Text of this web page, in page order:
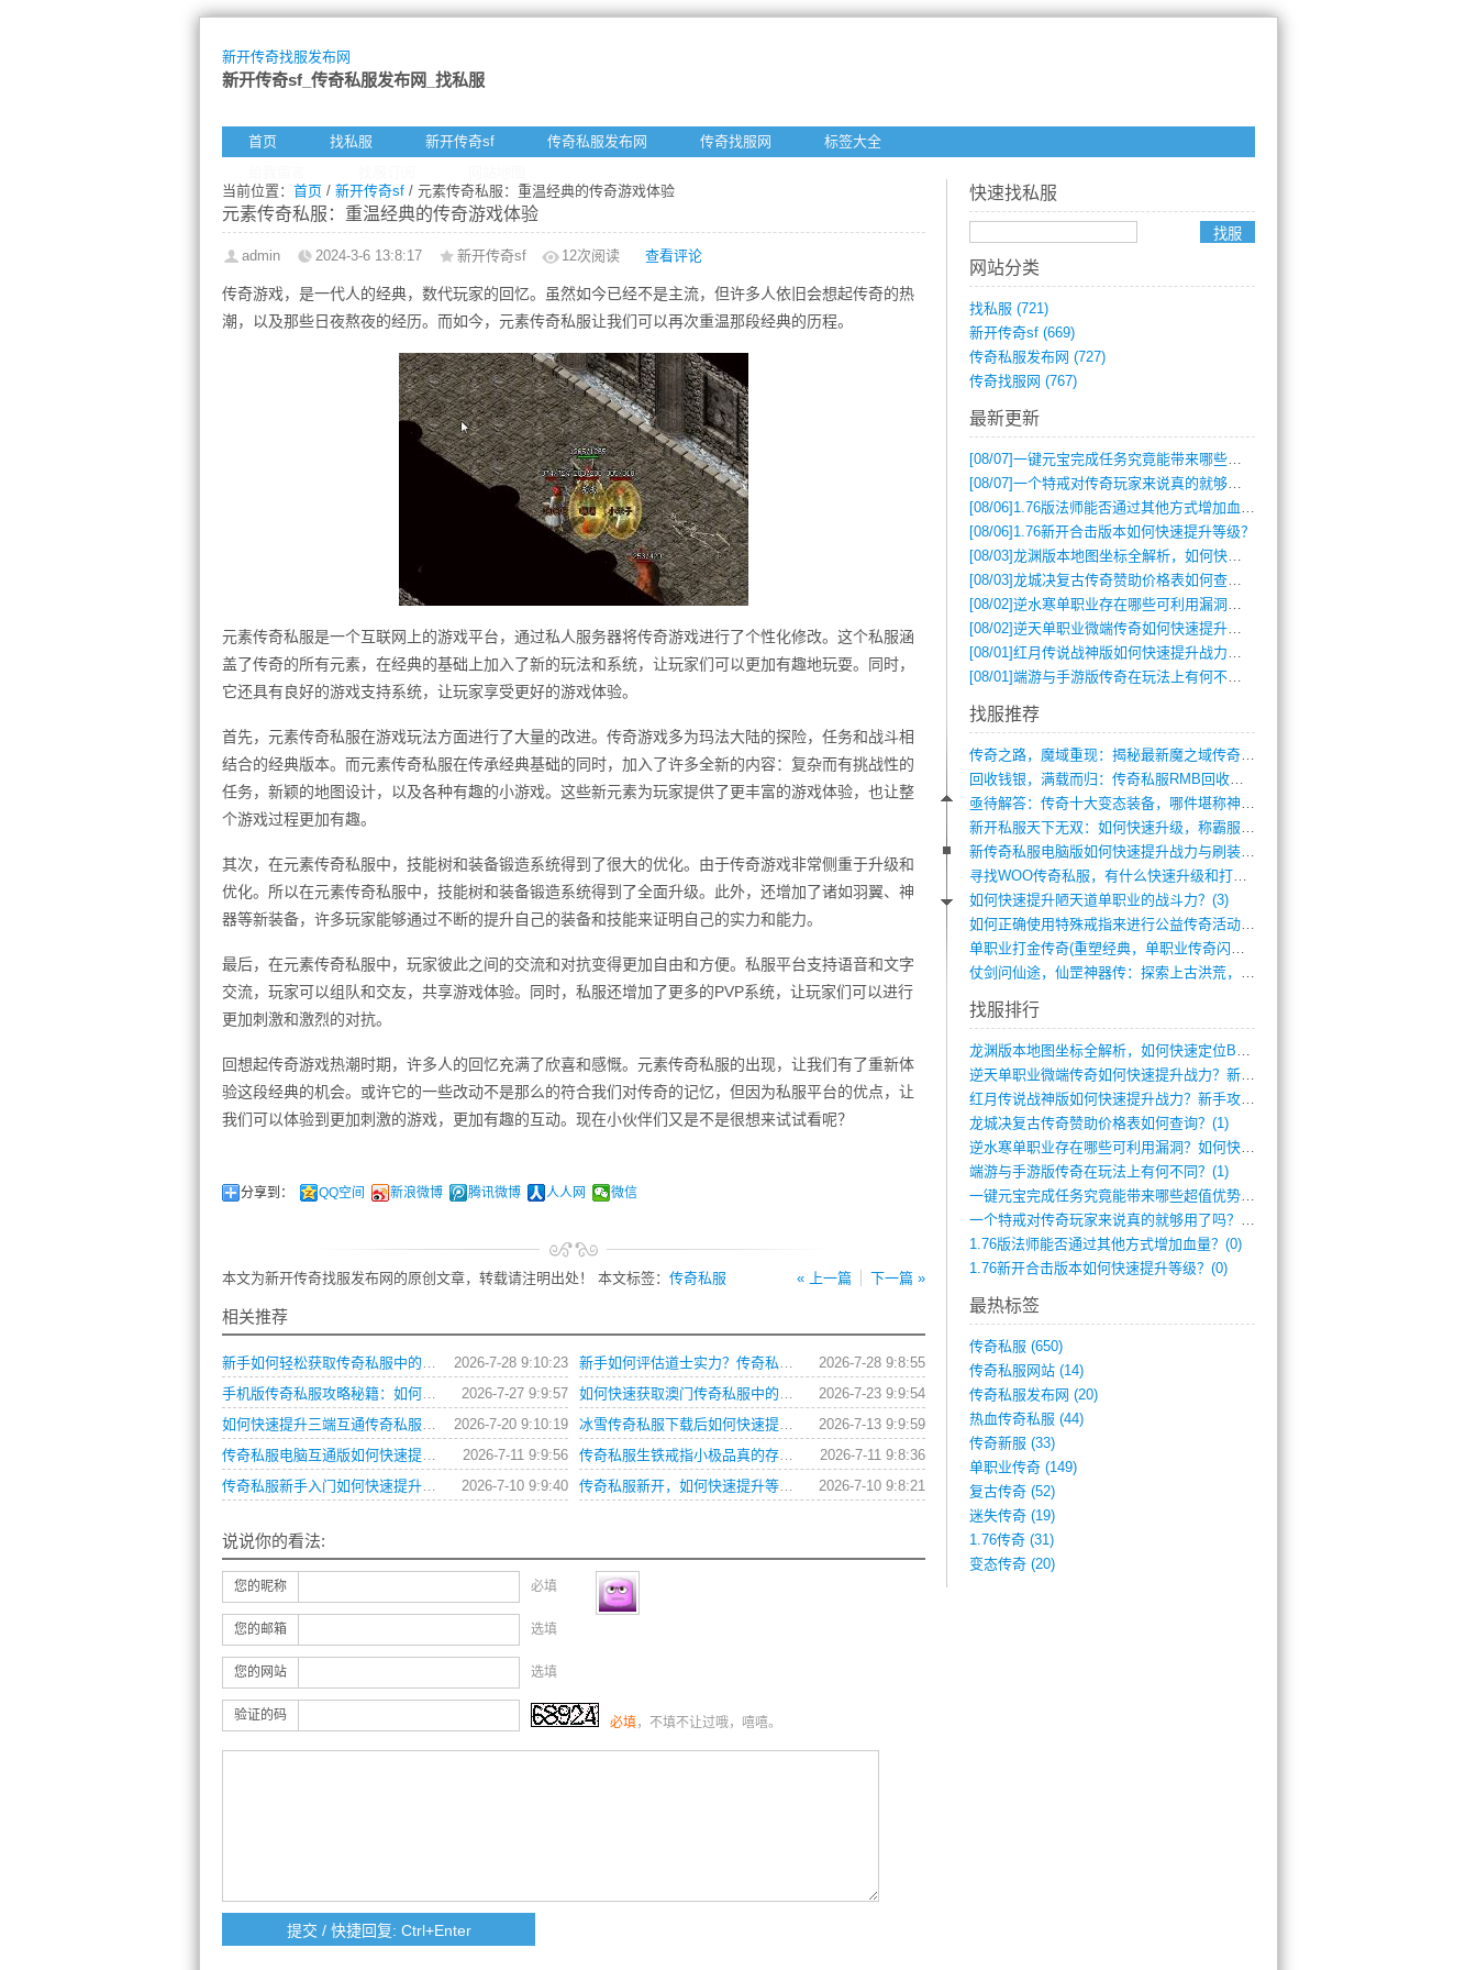
新开传奇找服发布网
新开传奇sf_传奇私服发布网_找私服
首页 找私服 新开传奇sf 传奇私服发布网 传奇找服网
标签大全
当前位置： 首页 / 新开传奇sf / 元素传奇私服：重温经典的传奇游戏体验
元素传奇私服：重温经典的传奇游戏体验
admin 2024-3-6 13:8:17 新开传奇sf 12次阅读 查看评论
传奇游戏，是一代人的经典，数代玩家的回忆。虽然如今已经不是主流，但许多人依旧会想起传奇的热
潮，以及那些日夜熬夜的经历。而如今，元素传奇私服让我们可以再次重温那段经典的历程。
元素传奇私服是一个互联网上的游戏平台，通过私人服务器将传奇游戏进行了个性化修改。这个私服涵
盖了传奇的所有元素，在经典的基础上加入了新的玩法和系统，让玩家们可以更加有趣地玩耍。同时，
它还具有良好的游戏支持系统，让玩家享受更好的游戏体验。
首先，元素传奇私服在游戏玩法方面进行了大量的改进。传奇游戏多为玛法大陆的探险，任务和战斗相
结合的经典版本。而元素传奇私服在传承经典基础的同时，加入了许多全新的内容：复杂而有挑战性的
任务，新颖的地图设计，以及各种有趣的小游戏。这些新元素为玩家提供了更丰富的游戏体验，也让整
个游戏过程更加有趣。
其次，在元素传奇私服中，技能树和装备锻造系统得到了很大的优化。由于传奇游戏非常侧重于升级和
优化。所以在元素传奇私服中，技能树和装备锻造系统得到了全面升级。此外，还增加了诸如羽翼、神
器等新装备，许多玩家能够通过不断的提升自己的装备和技能来证明自己的实力和能力。
最后，在元素传奇私服中，玩家彼此之间的交流和对抗变得更加自由和方便。私服平台支持语音和文字
交流，玩家可以组队和交友，共享游戏体验。同时，私服还增加了更多的PVP系统，让玩家们可以进行
更加刺激和激烈的对抗。
回想起传奇游戏热潮时期，许多人的回忆充满了欣喜和感慨。元素传奇私服的出现，让我们有了重新体
验这段经典的机会。或许它的一些改动不是那么的符合我们对传奇的记忆，但因为私服平台的优点，让
我们可以体验到更加刺激的游戏，更加有趣的互动。现在小伙伴们又是不是很想来试试看呢？
分享到： QQ空间 新浪微博 腾讯微博 人人网 微信
« 上一篇 下一篇 »
本文为新开传奇找服发布网的原创文章，转载请注明出处！ 本文标签： 传奇私服
相关推荐
2026-7-28 9:10:23
新手如何轻松获取传奇私服中的各类游戏礼包？ 2026-7-28 9:8:55
新手如何评估道士实力？传奇私服玩家操作习惯全解析
2026-7-27 9:9:57
手机版传奇私服攻略秘籍：如何快速提升战力？ 2026-7-23 9:9:54
如何快速获取澳门传奇私服中的顶级装备？
2026-7-20 9:10:19
如何快速提升三端互通传奇私服角色战斗力？ 2026-7-13 9:9:59
冰雪传奇私服下载后如何快速提升角色等级？
2026-7-11 9:9:56
传奇私服电脑互通版如何快速提升角色等级？ 2026-7-11 9:8:36
传奇私服生铁戒指小极品真的存在吗？如何获取？
2026-7-10 9:9:40
传奇私服新手入门如何快速提升战力？ 2026-7-10 9:8:21
传奇私服新开，如何快速提升等级与获取顶级装备？
说说你的看法:
您的昵称 必填
您的邮箱 选填
您的网站 选填
验证的码 必填，不填不让过哦，嘻嘻。
快速找私服
网站分类
找私服 (721)
新开传奇sf (669)
传奇私服发布网 (727)
传奇找服网 (767)
最新更新
[08/07]一键元宝完成任务究竟能带来哪些超值优势？
[08/07]一个特戒对传奇玩家来说真的就够用了吗？
[08/06] 1.76版法师能否通过其他方式增加血量？
[08/06] 1.76新开合击版本如何快速提升等级？
[08/03]龙渊版本地图坐标全解析，如何快速定位BOSS位置？
[08/03]龙城决复古传奇赞助价格表如何查询？
[08/02]逆水寒单职业存在哪些可利用漏洞？如何快速提升战力？
[08/02]逆天单职业微端传奇如何快速提升战力？新手必看攻略
[08/01]红月传说战神版如何快速提升战力？新手攻略全解析？
[08/01]端游与手游版传奇在玩法上有何不同？
找服推荐
传奇之路，魔域重现：揭秘最新魔之域传奇攻(712)
回收钱银，满载而归：传奇私服RMB回收装(548)
亟待解答：传奇十大变态装备，哪件堪称神器(347)
新开私服天下无双：如何快速升级，称霸服务(681)
新传奇私服电脑版如何快速提升战力与刷装备(835)
寻找WOO传奇私服，有什么快速升级和打宝(864)
如何快速提升陋天道单职业的战斗力？(3)
如何正确使用特殊戒指来进行公益传奇活动？(10)
单职业打金传奇(重塑经典，单职业传奇闪耀(10)
仗剑问仙途，仙罡神器传：探索上古洪荒，揭(813)
找服排行
龙渊版本地图坐标全解析，如何快速定位BO(3)
逆天单职业微端传奇如何快速提升战力？新手(2)
红月传说战神版如何快速提升战力？新手攻略(2)
龙城决复古传奇赞助价格表如何查询？(1)
逆水寒单职业存在哪些可利用漏洞？如何快速(1)
端游与手游版传奇在玩法上有何不同？(1)
一键元宝完成任务究竟能带来哪些超值优势？(0)
一个特戒对传奇玩家来说真的就够用了吗？(0)
1.76版法师能否通过其他方式增加血量？(0)
1.76新开合击版本如何快速提升等级？(0)
最热标签
传奇私服 (650)
传奇私服网站 (14)
传奇私服发布网 (20)
热血传奇私服 (44)
传奇新服 (33)
单职业传奇 (149)
复古传奇 (52)
迷失传奇 (19)
1.76传奇 (31)
变态传奇 (20)